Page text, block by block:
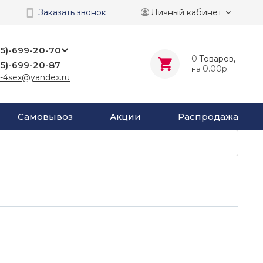
Заказать звонок Личный кабинет
699-20-70
699-20-87
4sex@yandex.ru
0 Tоваров,
на 0.00р.
Самовывоз Акции Распродажа